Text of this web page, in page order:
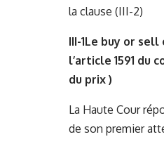
la clause (III-2)
III-1Le buy or
l’article 1591 du
du prix )
La Haute Cour
de son premier